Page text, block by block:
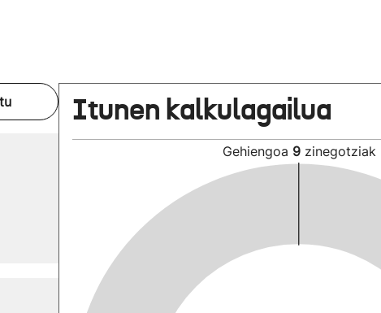
Itunen kalkulagailua
Gehiengoa 9 zinegotziak